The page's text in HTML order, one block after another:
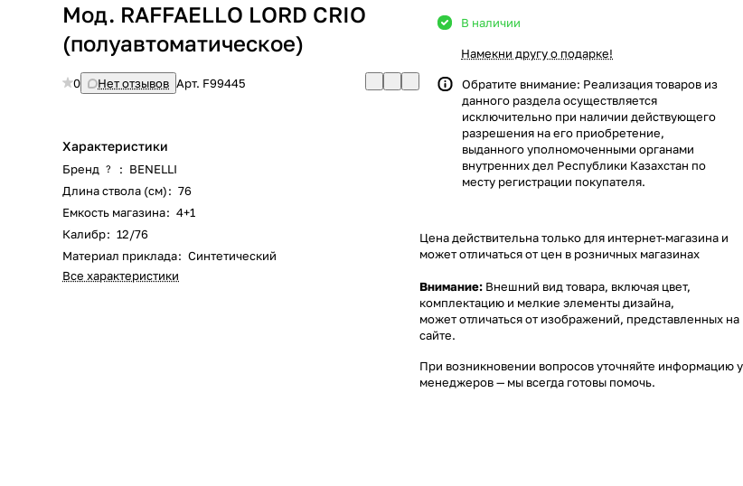
Мод. RAFFAELLO LORD CRIO
(полуавтоматическое)
0 Нет отзывов Арт. F99445
Характеристики
Бренд ? : BENELLI
Длина ствола (см): 76
Емкость магазина: 4+1
Калибр: 12/76
Материал приклада: Синтетический
Все характеристики
В наличии
Намекни другу о подарке!
Обратите внимание: Реализация товаров из
данного раздела осуществляется
исключительно при наличии действующего
разрешения на его приобретение,
выданного уполномоченными органами
внутренних дел Республики Казахстан по
месту регистрации покупателя.
Цена действительна только для интернет-магазина и
может отличаться от цен в розничных магазинах
Внимание: Внешний вид товара, включая цвет,
комплектацию и мелкие элементы дизайна,
может отличаться от изображений, представленных на
сайте.
При возникновении вопросов уточняйте информацию у
менеджеров— мы всегда готовы помочь.